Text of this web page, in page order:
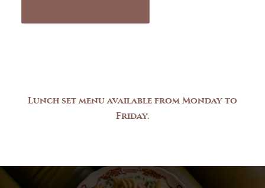
Lunch set menuavailable from Monday to
Friday.